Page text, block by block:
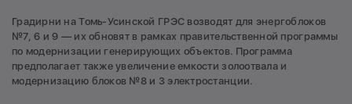
Градирни на Томь-Усинской ГРЭС возводят для энергоблоков
№7, 6 и 9 — их обновят в рамках правительственной программы
по модернизации генерирующих объектов. Программа
предполагает также увеличение емкости золоотвала и
модернизацию блоков №8 и 3 электростанции.